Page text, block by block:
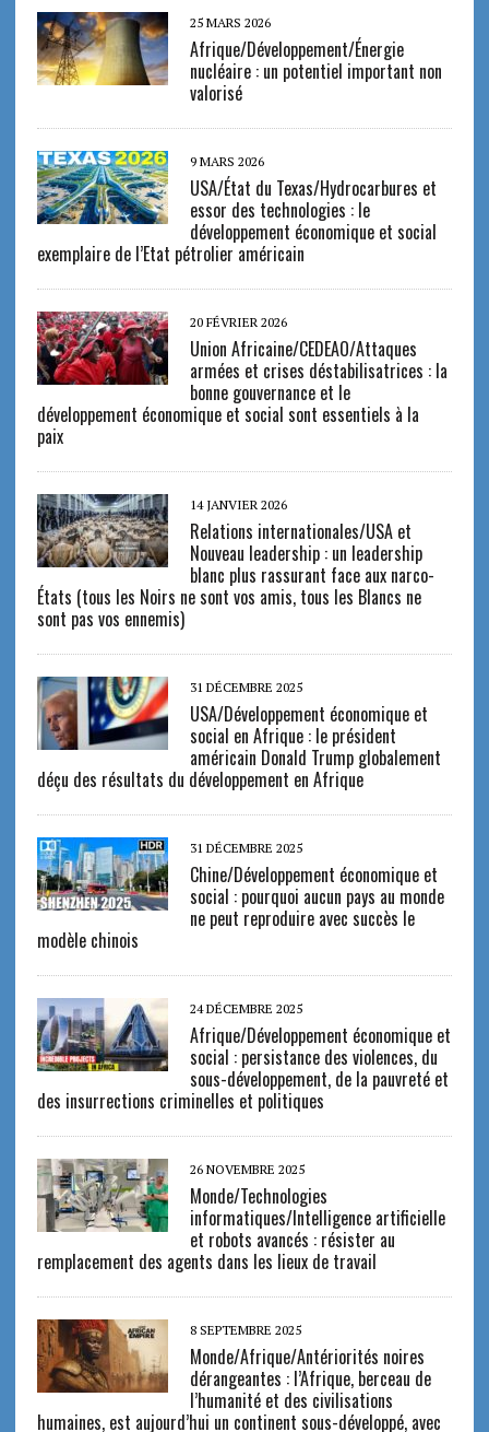
25 MARS 2026
Afrique/Développement/Énergie
nucléaire : un potentiel important non
valorisé
9 MARS 2026
USA/État du Texas/Hydrocarbures et
essor des technologies : le
développement économique et social
exemplaire de l’Etat pétrolier américain
20 FÉVRIER 2026
Union Africaine/CEDEAO/Attaques
armées et crises déstabilisatrices : la
bonne gouvernance et le
développement économique et social sont essentiels à la
paix
14 JANVIER 2026
Relations internationales/USA et
Nouveau leadership : un leadership
blanc plus rassurant face aux narco-
États (tous les Noirs ne sont vos amis, tous les Blancs ne
sont pas vos ennemis)
31 DÉCEMBRE 2025
USA/Développement économique et
social en Afrique : le président
américain Donald Trump globalement
déçu des résultats du développement en Afrique
31 DÉCEMBRE 2025
Chine/Développement économique et
social : pourquoi aucun pays au monde
ne peut reproduire avec succès le
modèle chinois
24 DÉCEMBRE 2025
Afrique/Développement économique et
social : persistance des violences, du
sous-développement, de la pauvreté et
des insurrections criminelles et politiques
26 NOVEMBRE 2025
Monde/Technologies
informatiques/Intelligence artificielle
et robots avancés : résister au
remplacement des agents dans les lieux de travail
8 SEPTEMBRE 2025
Monde/Afrique/Antériorités noires
dérangeantes : l’Afrique, berceau de
l’humanité et des civilisations
humaines, est aujourd’hui un continent sous-développé, avec